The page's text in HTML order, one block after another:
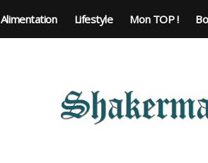
Alimentation Lifestyle Mon TOP !